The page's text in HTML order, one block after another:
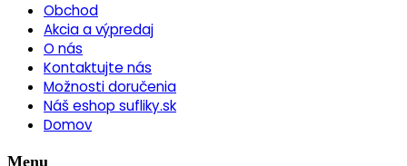
Obchod
Akcia a výpredaj
O nás
Kontaktujte nás
Možnosti doručenia
Náš eshop sufliky.sk
Domov
Menu